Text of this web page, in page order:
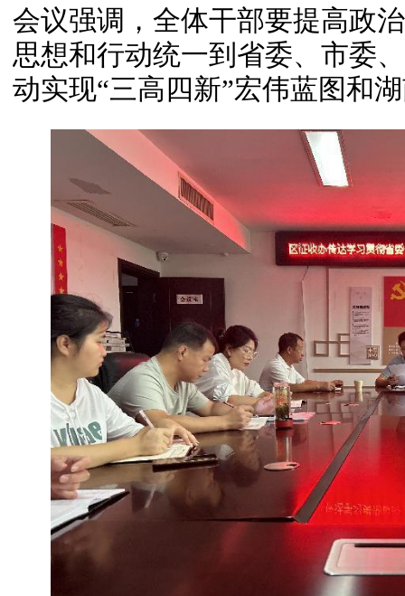
会议强调，全体干部要提高政
思想和行动统一到省委、市委
动实现“三高四新”宏伟蓝图和